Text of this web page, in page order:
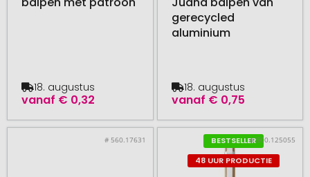
vanaf € 0,32
18. augustus
gerecycled
aluminium
vanaf € 0,75
18. augustus
# 560.17631
BESTSELLER
48 UUR PRODUCTIE
# 500.125055